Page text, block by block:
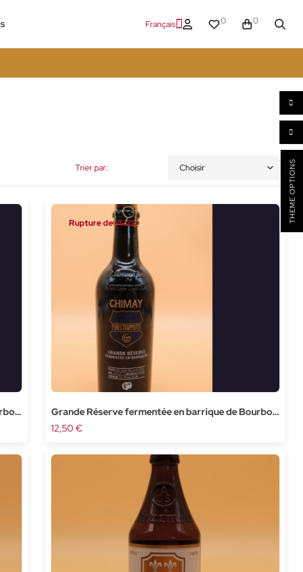
Français 0 0
Trier par: Choisir
Rupture de stock
Grande Réserve fermentée en barrique de Bourbon
- 37,5cl
12,50 €
THEME OPTIONS